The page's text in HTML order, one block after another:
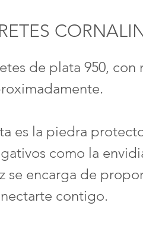
de plata 950, con
es la piedra
como la
se encarga de
contigo.